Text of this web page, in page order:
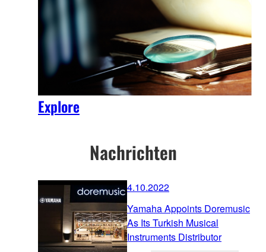
Explore
Nachrichten
4.10.2022
Yamaha Appoints Doremusic
As Its Turkish Musical
Instruments Distributor